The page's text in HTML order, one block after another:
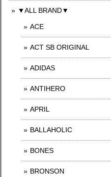
▼ALL BRAND▼
ACE
ACT SB ORIGINAL
ADIDAS
ANTIHERO
APRIL
BALLAHOLIC
BONES
BRONSON